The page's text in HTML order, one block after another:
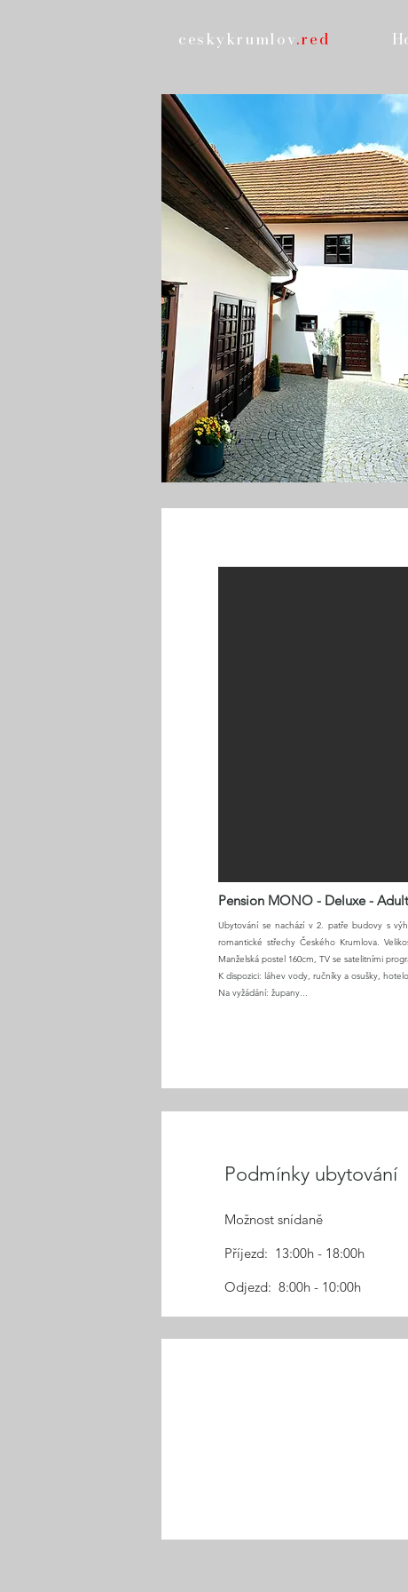
ceskykrumlov.red
official website
Pension MONO - Deluxe -
Ubytování se nachází v 2. patře budovy s
romantické střechy Českého Krumlova.
Manželská postel 160cm, TV se satelitními
K dispozici: láhev vody, ručníky a osušky,
Na vyžádání: župany...
Podmínky ubytování
Možnost snídaně
Příjezd: 13:00h - 18:00h
Odjezd: 8:00h - 10:00h